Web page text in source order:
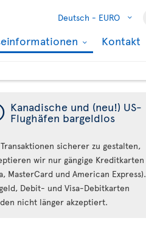
Deutsch - EURO
Kontakt
Kanadische und (neu!) US-
Flughäfen bargeldlos
sicherer zu gestalten,
wir nur gängige Kreditkarten
MasterCard und American Express).
Debit- und Visa-Debitkarten
nicht länger akzeptiert.